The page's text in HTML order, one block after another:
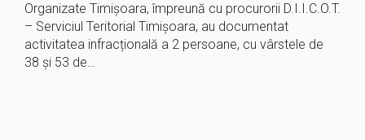
Organizate Timișoara, împreună cu procurorii D.I.I.C.O.T.
– Serviciul Teritorial Timișoara, au documentat
activitatea infracțională a 2 persoane, cu vârstele de
38 și 53 de…